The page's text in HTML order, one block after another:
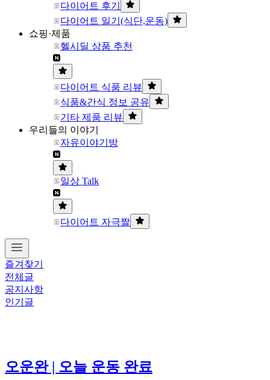
다이어트 후기
다이어트 일기(식단,운동)
쇼핑·제품
헬시딜 상품 추천
다이어트 식품 리뷰
식품&간식 정보 공유
기타 제품 리뷰
우리들의 이야기
자유이야기방
일상 Talk
다이어트 자극짤
즐겨찾기
전체글
공지사항
인기글
오운완 | 오늘 운동 완료